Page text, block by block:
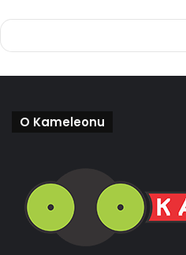
O Kameleonu